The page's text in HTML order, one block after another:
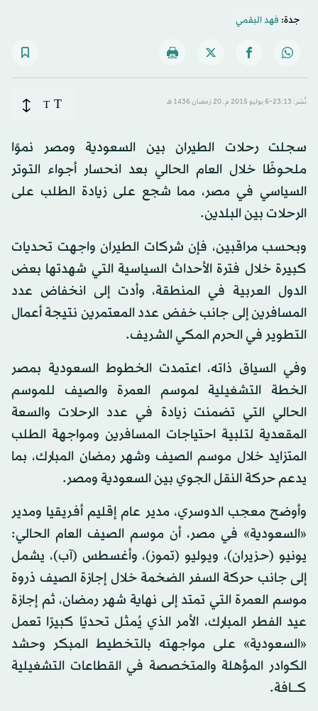
جدة: فهد البقمي
نُشر: 23:13-6 يوليو 2015 م ـ 20 رَمضان 1436 هـ T
T
سجلت رحلات الطيران بين السعودية ومصر نموًا
ملحوظًا خلال العام الحالي بعد انحسار أجواء التوتر
السياسي في مصر، مما شجع على زيادة الطلب على
الرحلات بين البلدين.
وبحسب مراقبين، فإن شركات الطيران واجهت تحديات
كبيرة خلال فترة الأحداث السياسية التي شهدتها بعض
الدول العربية في المنطقة، وأدت إلى انخفاض عدد
المسافرين إلى جانب خفض عدد المعتمرين نتيجة أعمال
التطوير في الحرم المكي الشريف.
وفي السياق ذاته، اعتمدت الخطوط السعودية بمصر
الخطة التشغيلية لموسم العمرة والصيف للموسم
الحالي التي تضمنت زيادة في عدد الرحلات والسعة
المقعدية لتلبية احتياجات المسافرين ومواجهة الطلب
المتزايد خلال موسم الصيف وشهر رمضان المبارك، بما
يدعم حركة النقل الجوي بين السعودية ومصر.
وأوضح معجب الدوسري، مدير عام إقليم أفريقيا ومدير
«السعودية» في مصر، أن موسم الصيف العام الحالي:
يونيو (حزيران)، ويوليو (تموز)، وأغسطس (آب)، يشمل
إلى جانب حركة السفر الضخمة خلال إجازة الصيف ذروة
موسم العمرة التي تمتد إلى نهاية شهر رمضان، ثم إجازة
عيد الفطر المبارك، الأمر الذي يُمثل تحديًا كبيرًا تعمل
«السعودية» على مواجهته بالتخطيط المبكر وحشد
الكوادر المؤهلة والمتخصصة في القطاعات التشغيلية
كــــافة.